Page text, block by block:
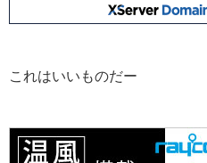
これはいいものだー